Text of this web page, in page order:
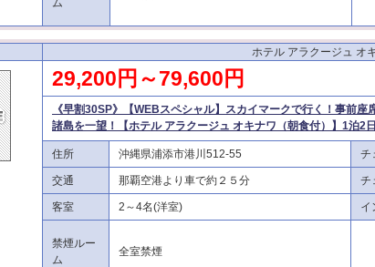
ム
ホテル アラクージュ オ
29,200円～79,600円
《早割30SP》【WEBスペシャル】スカイマークで行く！事前
諸島を一望！【ホテル アラクージュ オキナワ（朝食付）】1泊2日
住所 沖縄県浦添市港川512-55 チ
交通 那覇空港より車で約２５分 チ
客室 2～4名(洋室) イ
禁煙ルー
ム
全室禁煙